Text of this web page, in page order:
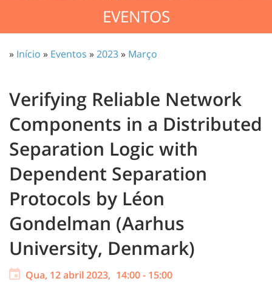
EVENTOS
» Início » Eventos »2023» Março
Verifying Reliable Network
Components in a Distributed
Separation Logic with
Dependent Separation
Protocols by Léon
Gondelman (Aarhus
University, Denmark)
Qua, 12 abril 2023, 14:00- 15:00